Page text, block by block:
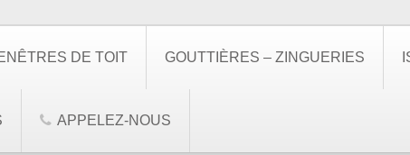
DE TOIT GOUTTIÈRES – ZINGUERIES
APPELEZ-NOUS